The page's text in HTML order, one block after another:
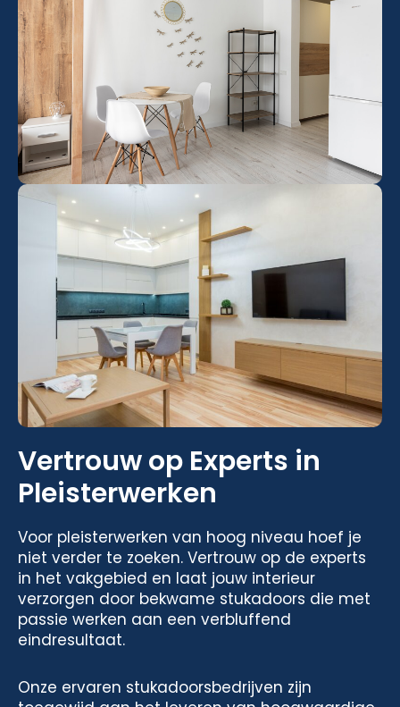
Vertrouw op Experts in
Pleisterwerken
Voor pleisterwerken van hoog niveau hoef je
niet verder te zoeken. Vertrouw op de experts
in het vakgebied en laat jouw interieur
verzorgen door bekwame stukadoors die met
passie werken aan een verbluffend
eindresultaat.
Onze ervaren stukadoorsbedrijven zijn